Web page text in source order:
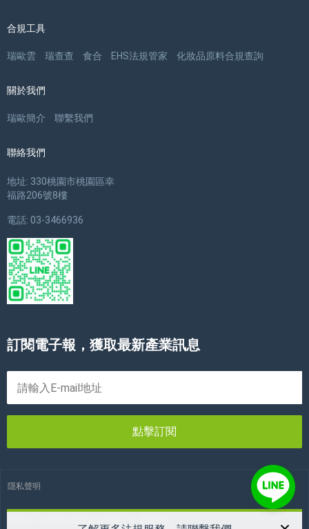
合規工具
瑞歐雲 瑞查查 食合 EHS法規管家 化妝品原料合規查詢
關於我們
瑞歐簡介 聯繫我們
聯絡我們
地址: 330桃園市桃園區幸
福路206號8樓
電話: 03-3466936
訂閱電子報，獲取最新產業訊息
點擊訂閱
隱私聲明